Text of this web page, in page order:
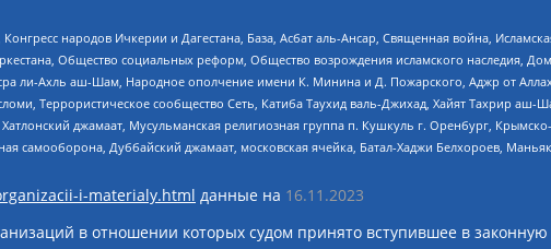
народов Ичкерии и Дагестана, База, Асбат аль-Ансар, Священная война,
Общество социальных реформ, Общество возрождения исламского наследия,
ли-Ахль аш-Шам, Народное ополчение имени К. Минина и Д. Пожарского, Аджр от
Террористическое сообщество Сеть, Катиба Таухид валь-Джихад, Хайят Тахрир
джамаат, Мусульманская религиозная группа п. Кушкуль г. Оренбург,
самооборона, Дуббайский джамаат, московская ячейка, Батал-Хаджи Белхороев,
i-materialy.html данные на 16.11.2023
в отношении которых судом принято вступившее в